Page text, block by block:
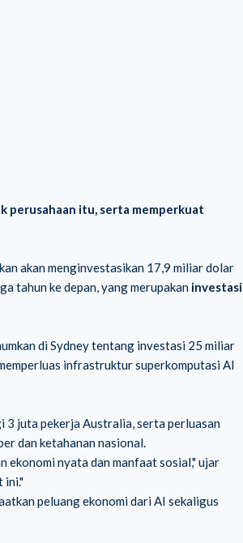
perusahaan itu, serta memperkuat
akan menginvestasikan 17,9 miliar dolar
tahun ke depan, yang merupakan investasi
di Sydney tentang investasi 25 miliar
infrastruktur superkomputasi AI
3 juta pekerja Australia, serta perluasan
dan ketahanan nasional.
ekonomi nyata dan manfaat sosial," ujar
ini."
peluang ekonomi dari AI sekaligus